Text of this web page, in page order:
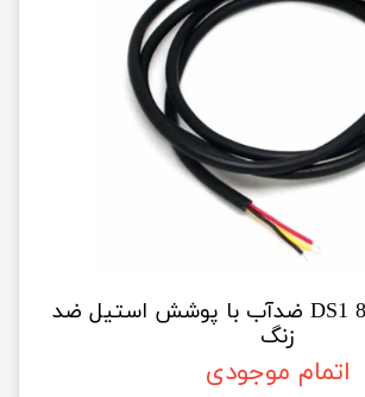
سنسور دما DS1 8b20 ضدآب با پوشش استیل ضد
زنگ
اتمام موجودی